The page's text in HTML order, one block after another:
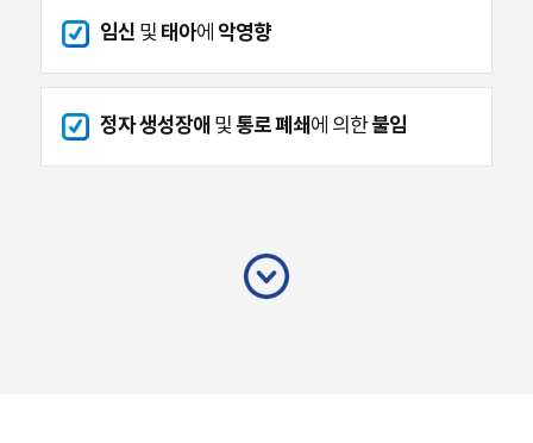
임신 및 태아에 악영향
정자 생성장애 및통로 폐쇄 에 의한불임